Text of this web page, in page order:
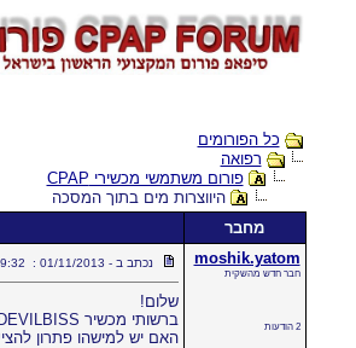
כל הפורומים
רפואה
פורום משתמשי מכשירי CPAP
היווצרות מים בתוך המסכה
מחבר
moshik.yatom
חבר חדש מהשקית
2 הודעות
נכתב ב - 01/11/2013 : 09:39:32
שלום!
ברשותי מכשיר DEVILBISS לאחרונה התחילה תופעה שהמכשיר מייצר מים תוך כדי פעולתו, המים מתנקזים למסכה.
האם יש למישהו פתרון